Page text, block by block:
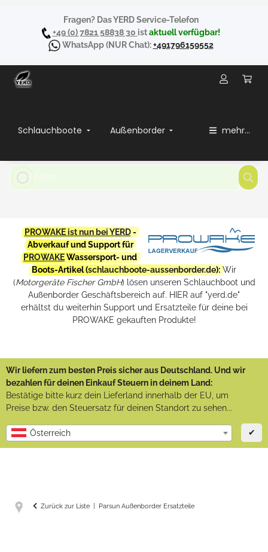
Fragen? Das YERD Service-Telefon
+49 (0) 7821 58838 30 istaktuell verfügbar!
WhatsApp(NUR Chat):+491796159552
Schlauchboote Außenborder mehr...
PROWAKE ist nun bei YERD-
Abverkauf und Support für
PROWAKEWassersport- und
Boots-Artikel (schlauchboote-aussenborder.de): Wir
(Motorgeräte Fischer GmbH) lösen unseren Schlauchboot und
Außenborder Geschäftsbereich auf. HIER auf "yerd.de"
erhältst du weiterhin Support und Ersatzteile für deine bei
PROWAKE gekauften Produkte!
Wir liefern zum besten Preis sicher aus Deutschland. Und wir
bezahlen für deinen Einkauf Steuern in deinem Land:
Bestätige bitte kurz dein Lieferland innerhalb der EU, um
Preise bzw. den Steuersatz für deinen Standort zu sehen...
Österreich ✔
Zurück zur Liste Parsun Außenborder Ersatzteile